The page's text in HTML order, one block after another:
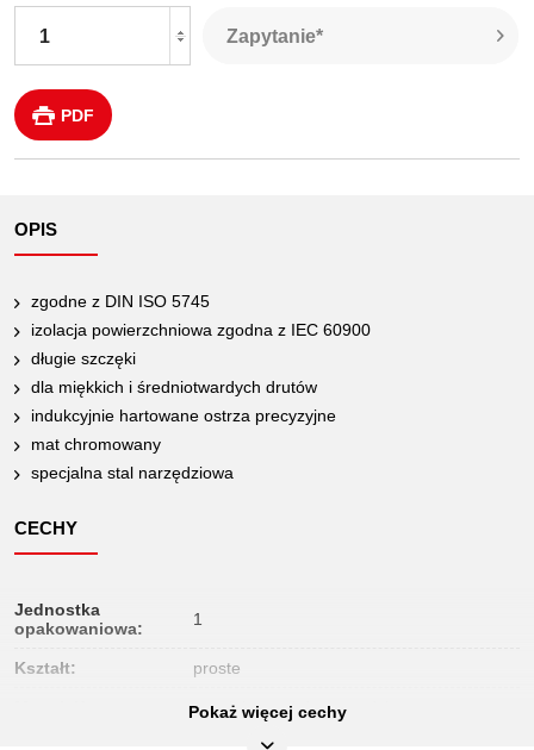
Zapytanie*
PDF
OPIS
zgodne z DIN ISO 5745
izolacja powierzchniowa zgodna z IEC 60900
długie szczęki
dla miękkich i średniotwardych drutów
indukcyjnie hartowane ostrza precyzyjne
mat chromowany
specjalna stal narzędziowa
CECHY
Jednostka
opakowaniowa:
1
Kształt: proste
specjalna stal do narzędzi
Pokaż więcej cechy